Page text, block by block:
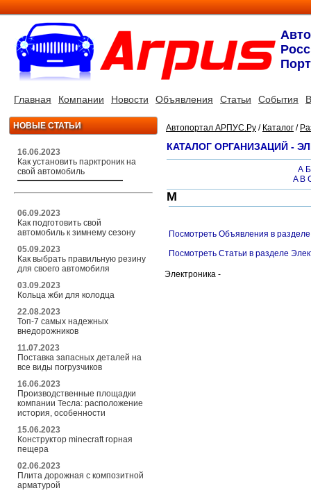
Главная Компании Новости Объявления Статьи События
НОВЫЕ СТАТЬИ
16.06.2023
Как установить парктроник на
свой автомобиль
06.09.2023
Как подготовить свой
автомобиль к зимнему сезону
05.09.2023
Как выбрать правильную резину
для своего автомобиля
03.09.2023
Кольца жби для колодца
22.08.2023
Топ-7 самых надежных
внедорожников
11.07.2023
Поставка запасных деталей на
все виды погрузчиков
16.06.2023
Производственные площадки
компании Тесла: расположение
история, особенности
15.06.2023
Конструктор minecraft горная
пещера
02.06.2023
Плита дорожная с композитной
арматурой
Автопортал АРПУС.Ру / Каталог /
КАТАЛОГ ОРГАНИЗАЦИЙ -
А Б
A B
M
Посмотреть Объявления в
Посмотреть Статьи в разделе
Электроника -